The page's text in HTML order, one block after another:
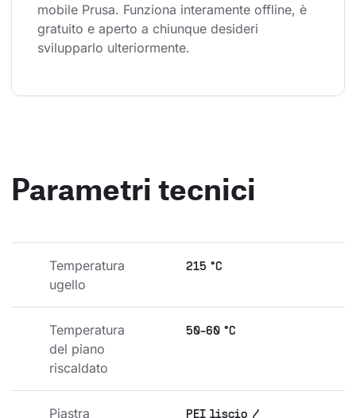
mobile Prusa. Funziona interamente offline, è
gratuito e aperto a chiunque desideri
svilupparlo ulteriormente.
Parametri tecnici
Temperatura
ugello
215 °C
Temperatura
del piano
riscaldato
50-60 °C
Piastra
PEI liscio /